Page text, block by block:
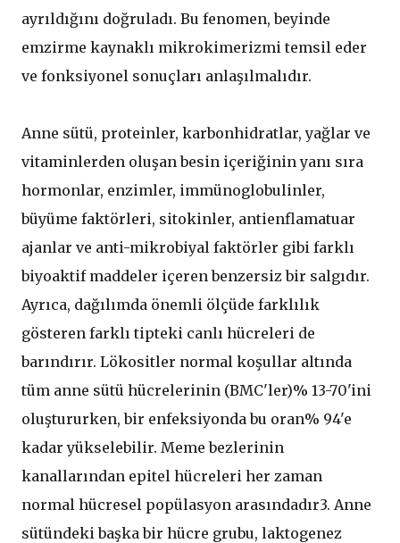
ayrıldığını doğruladı. Bu fenomen, beyinde
emzirme kaynaklı mikrokimerizmi temsil eder
ve fonksiyonel sonuçları anlaşılmalıdır.
Anne sütü, proteinler, karbonhidratlar, yağlar ve
vitaminlerden oluşan besin içeriğinin yanı sıra
hormonlar, enzimler, immünoglobulinler,
büyüme faktörleri, sitokinler, antienflamatuar
ajanlar ve anti-mikrobiyal faktörler gibi farklı
biyoaktif maddeler içeren benzersiz bir salgıdır.
Ayrıca, dağılımda önemli ölçüde farklılık
gösteren farklı tipteki canlı hücreleri de
barındırır. Lökositler normal koşullar altında
tüm anne sütü hücrelerinin (BMC'ler)% 13-70'ini
oluştururken, bir enfeksiyonda bu oran% 94'e
kadar yükselebilir. Meme bezlerinin
kanallarından epitel hücreleri her zaman
normal hücresel popülasyon arasındadır3. Anne
sütündeki başka bir hücre grubu, laktogenez